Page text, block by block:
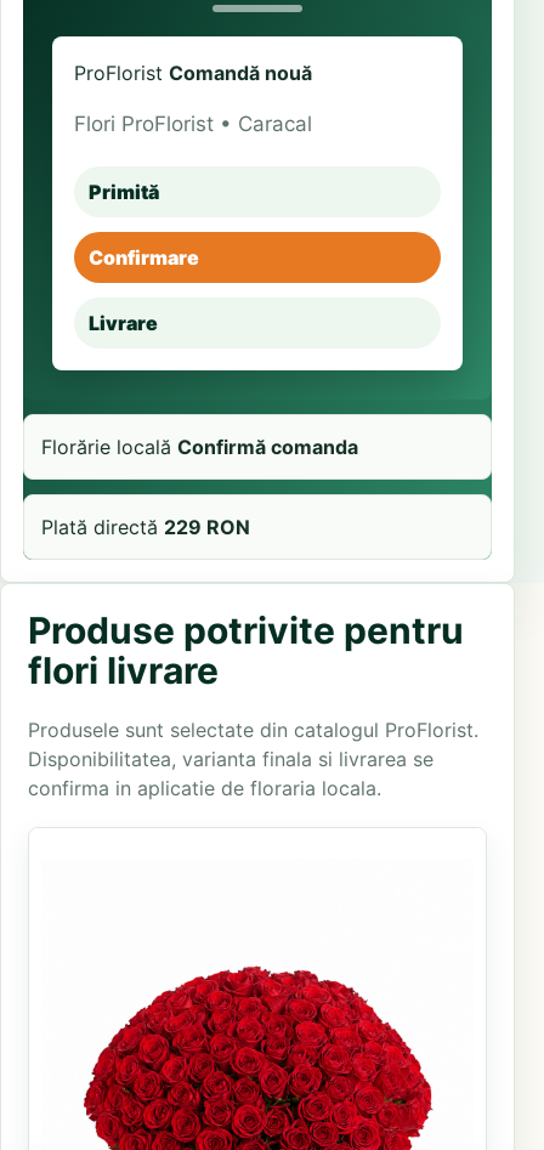
ProFlorist Comandă nouă
Flori ProFlorist • Caracal
Primită
Confirmare
Livrare
Florărie locală Confirmă comanda
Plată directă 229 RON
Produse potrivite pentru
flori livrare
Produsele sunt selectate din catalogul ProFlorist.
Disponibilitatea, varianta finala si livrarea se
confirma in aplicatie de floraria locala.